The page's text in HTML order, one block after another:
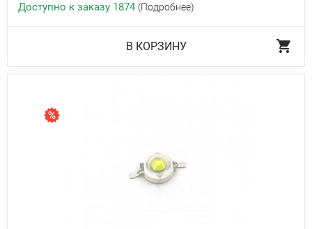
Доступно к заказу 1874 (Подробнее)
В КОРЗИНУ